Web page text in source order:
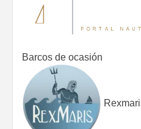
Barcos de ocasión